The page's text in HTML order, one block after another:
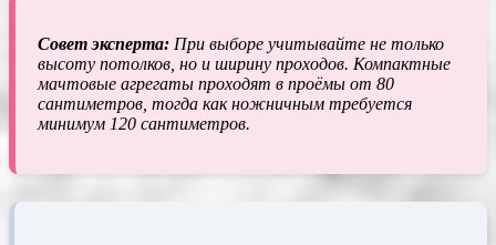
Совет эксперта: При выборе учитывайте не только
высоту потолков, но и ширину проходов. Компактные
мачтовые агрегаты проходят в проёмы от 80
сантиметров, тогда как ножничным требуется
минимум 120 сантиметров.